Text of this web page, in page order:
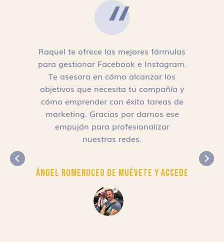
Raquel te ofrece las mejores fórmulas
para gestionar Facebook e Instagram.
Te asesora en cómo alcanzar los
objetivos que necesita tu compañía y
cómo emprender con éxito tareas de
marketing. Gracias por darnos ese
empujón para profesionalizar
nuestras redes.
Ángel RomeroCEO de Muévete y Accede